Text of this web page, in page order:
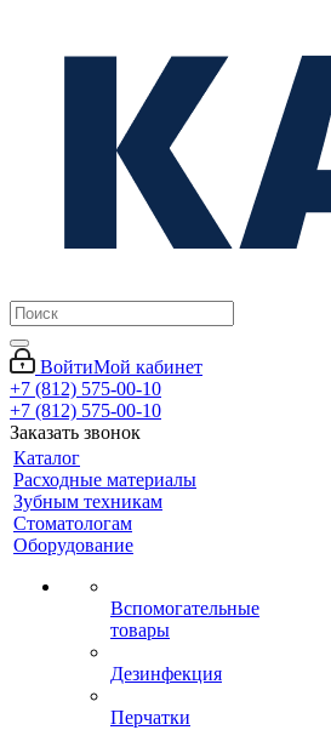
ВойтиМой кабинет
+7 (812) 575-00-10
+7 (812) 575-00-10
Заказать звонок
Каталог
Расходные материалы
Зубным техникам
Стоматологам
Оборудование
Вспомогательные
товары
Дезинфекция
Перчатки